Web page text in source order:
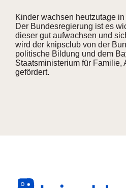
Kinder wachsen heutzutage
Der Bundesregierung ist es
dieser gut aufwachsen und
wird der knipsclub von der
politische Bildung und dem
Staatsministerium für Familie,
gefördert.